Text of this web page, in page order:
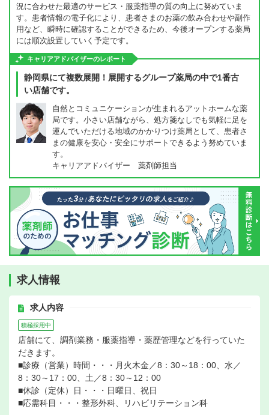
況に合わせた最適のサービス・服薬指導の質の向上に努めていま
す。患者情報の電子化により、患者さまのお薬の飲み合わせや副作
用など、瞬時に確認することができるため、今後オープンする薬局
には順次設置していく予定です。
キャリアアドバイザーのレポート
静岡県にて複数展開！展開するグループ薬局の中で1番古
い店舗です。
自然とコミュニケーションが生まれるアットホームな薬
局です。小さい店舗ながら、処方箋なしでも気軽に足を
運んでいただける地域のかかりつけ薬局として、患者さ
まの健康を安心・安全にサポートできるよう努めていま
す。
キャリアアドバイザー 薬剤師担当
求人情報
求人内容
積極採用中
店舗にて、調剤業務・服薬指導・薬歴管理などを行っていた
だきます。
■診療（営業）時間・・・月火木金／8：30～18：00、水／
8：30～17：00、土／8：30～12：00
■休診（定休）日・・・日曜日、祝日
■応需科目・・・整形外科、リハビリテーション科